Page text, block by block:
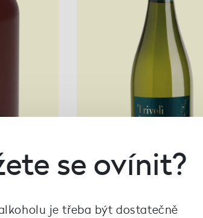
se ovínit?
je třeba být dostatečně